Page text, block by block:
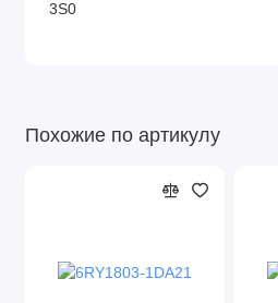
3S0
Похожие по артикулу